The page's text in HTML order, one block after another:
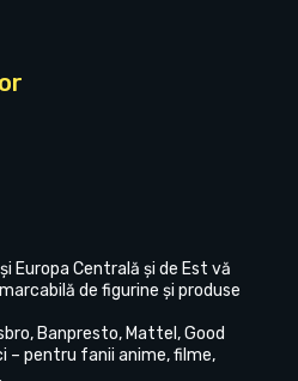
Europa Centrală și de Est vă
de figurine și produse
Banpresto, Mattel, Good
– pentru fanii anime, filme,